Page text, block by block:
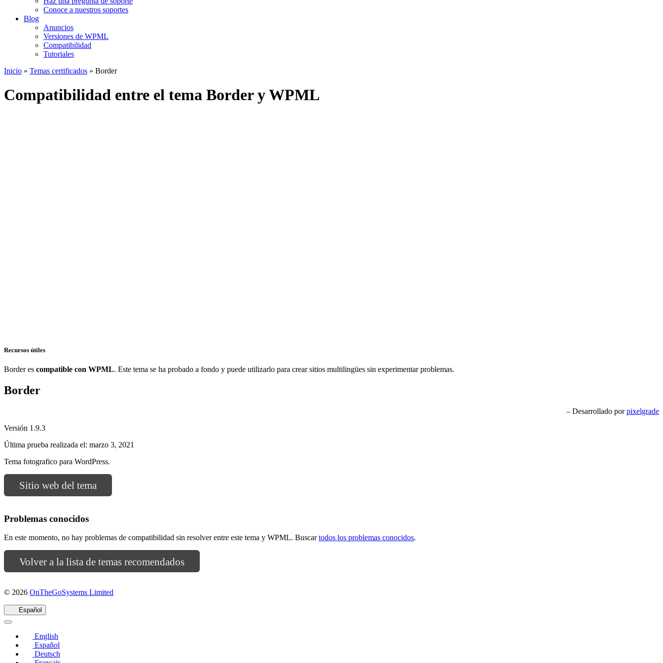
Conoce a nuestros soportes
Blog
Anuncios
Versiones de WPML
Compatibilidad
Tutoriales
Inicio » Temas certificados » Border
Compatibilidad entre el tema Border y WPML
Recursos útiles
Border es compatible con WPML. Este tema se ha probado a fondo y puede utilizarlo para crear sitios multilingües sin experimentar problemas.
Border
– Desarrollado porpixelgrade
Versión 1.9.3
Última prueba realizada el: marzo 3, 2021
Tema fotografico para WordPress.
Sitio web del tema
Problemas conocidos
En este momento, no hay problemas de compatibilidad sin resolver entre este tema y WPML. Buscartodos los problemas conocidos.
Volver a la lista de temas recomendados
© 2026 OnTheGoSystems Limited
Español
English
Español
Deutsch